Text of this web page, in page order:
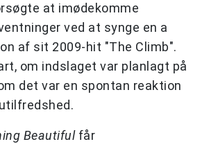
at imødekomme
ved at synge en a
af sit 2009-hit "The Climb".
om indslaget var planlagt på
det var en spontan reaktion
Beautiful får